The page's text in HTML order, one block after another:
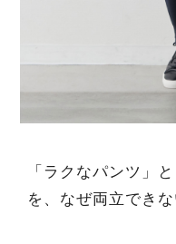
「ラクなパンツ」
を、なぜ両立でき